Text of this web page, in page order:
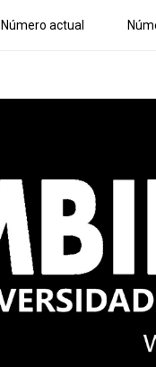
Número actual